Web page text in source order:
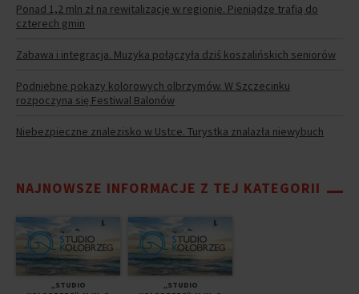
Ponad 1,2 mln zł na rewitalizację w regionie. Pieniądze trafią do
czterech gmin
Zabawa i integracja. Muzyka połączyła dziś koszalińskich seniorów
Podniebne pokazy kolorowych olbrzymów. W Szczecinku
rozpoczyna się Festiwal Balonów
Niebezpieczne znalezisko w Ustce. Turystka znalazła niewybuch
NAJNOWSZE INFORMACJE Z TEJ KATEGORII
„STUDIO
„STUDIO